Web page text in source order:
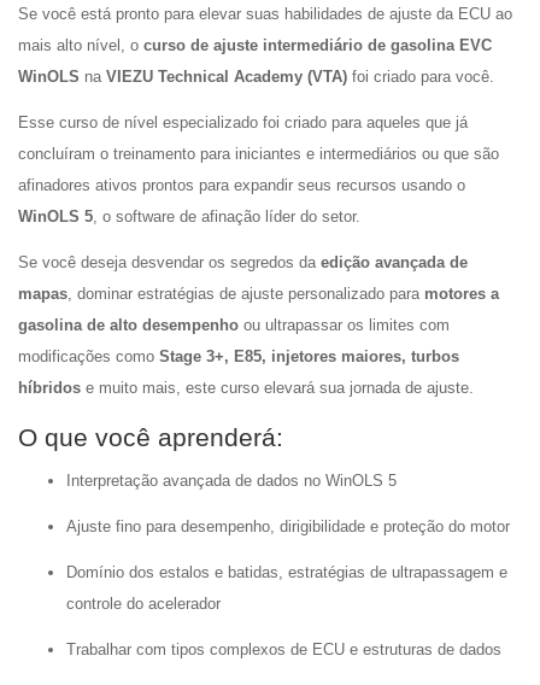
Se você está pronto para elevar suas habilidades de ajuste da ECU ao
mais alto nível, o curso de ajuste intermediário de gasolina EVC
WinOLS na VIEZU Technical Academy (VTA) foi criado para você.
Esse curso de nível especializado foi criado para aqueles que já
concluíram o treinamento para iniciantes e intermediários ou que são
afinadores ativos prontos para expandir seus recursos usando o
WinOLS 5, o software de afinação líder do setor.
Se você deseja desvendar os segredos da edição avançada de
mapas, dominar estratégias de ajuste personalizado para motores a
gasolina de alto desempenho ou ultrapassar os limites com
modificações como Stage 3+, E85, injetores maiores, turbos
híbridos e muito mais, este curso elevará sua jornada de ajuste.
O que você aprenderá:
Interpretação avançada de dados no WinOLS 5
Ajuste fino para desempenho, dirigibilidade e proteção do motor
Domínio dos estalos e batidas, estratégias de ultrapassagem e
controle do acelerador
Trabalhar com tipos complexos de ECU e estruturas de dados